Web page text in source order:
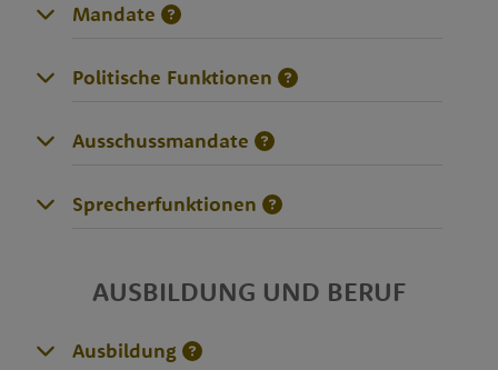
Mandate
Politische Funktionen
Ausschussmandate
Sprecherfunktionen
AUSBILDUNG UND BERUF
Ausbildung